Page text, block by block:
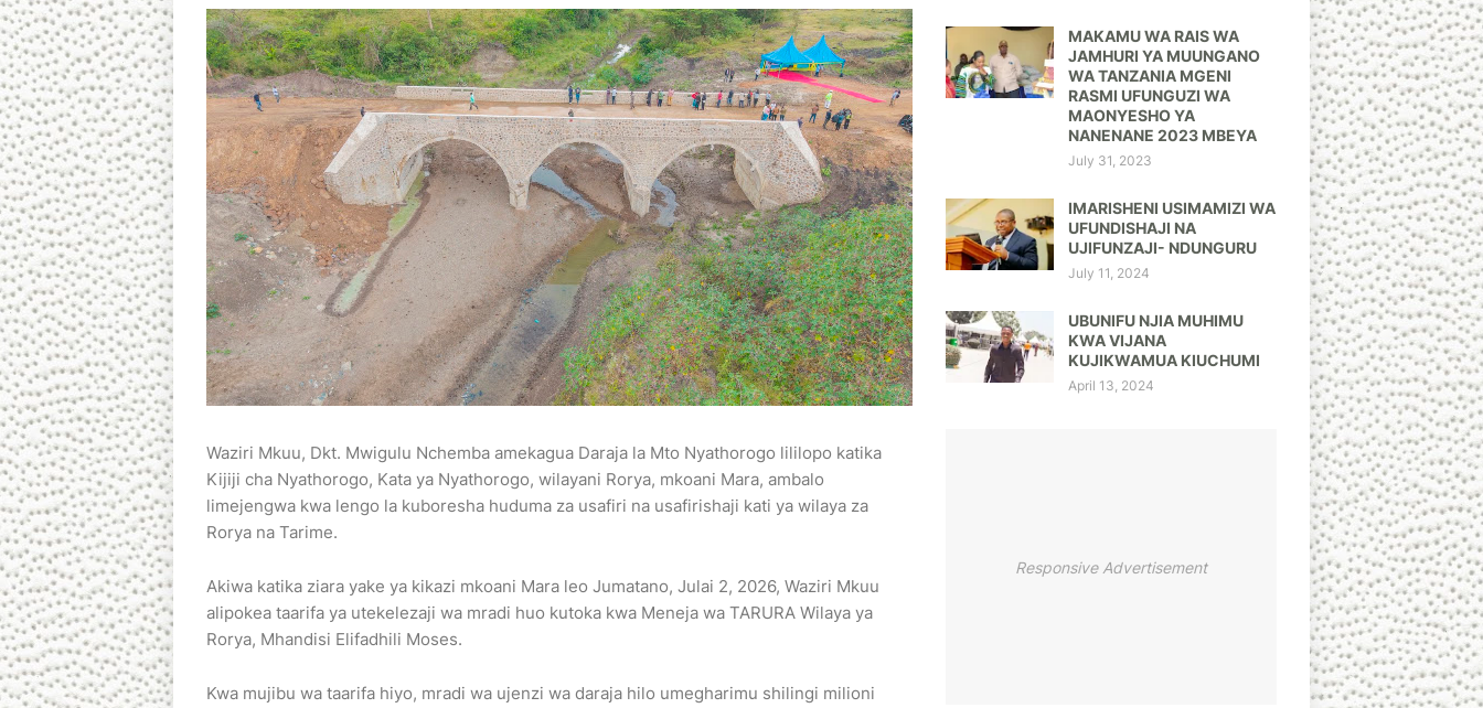
Waziri Mkuu, Dkt. Mwigulu Nchemba amekagua Daraja la Mto Nyathorogo lililopo katika
Kijiji cha Nyathorogo, Kata ya Nyathorogo, wilayani Rorya, mkoani Mara, ambalo
limejengwa kwa lengo la kuboresha huduma za usafiri na usafirishaji kati ya wilaya za
Rorya na Tarime.
Akiwa katika ziara yake ya kikazi mkoani Mara leo Jumatano, Julai 2, 2026, Waziri Mkuu
alipokea taarifa ya utekelezaji wa mradi huo kutoka kwa Meneja wa TARURA Wilaya ya
Rorya, Mhandisi Elifadhili Moses.
Kwa mujibu wa taarifa hiyo, mradi wa ujenzi wa daraja hilo umegharimu shilingi milioni
MAKAMU WA RAIS WA
JAMHURI YA MUUNGANO
WA TANZANIA MGENI
RASMI UFUNGUZI WA
MAONYESHO YA
NANENANE 2023 MBEYA
July 31, 2023
IMARISHENI USIMAMIZI WA
UFUNDISHAJI NA
UJIFUNZAJI- NDUNGURU
July 11, 2024
UBUNIFU NJIA MUHIMU
KWA VIJANA
KUJIKWAMUA KIUCHUMI
April 13, 2024
Responsive Advertisement